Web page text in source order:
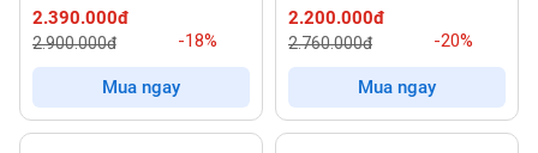
Giật, Chống Cặn 2500W
2.390.000đ
2.900.000đ -18%
Mua ngay
2.200.000đ
2.760.000đ -20%
Mua ngay